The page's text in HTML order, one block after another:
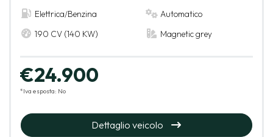
Elettrica/Benzina
Automatico
190 CV (140 KW)
Magnetic grey
€24.900
*Iva esposta: No
Dettaglio veicolo